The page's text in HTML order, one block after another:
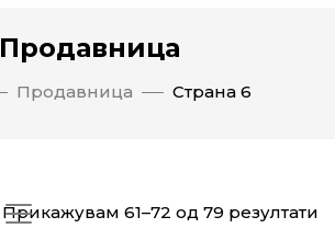
Продавница
Продавница Страна 6
Прикажувам 61–72 од 79 резултати